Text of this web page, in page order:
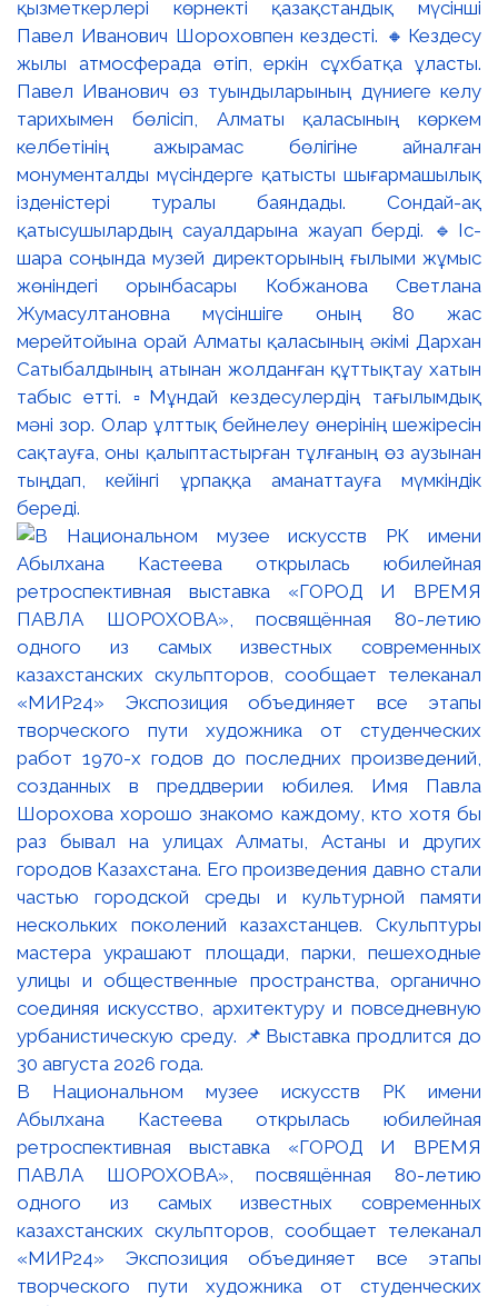
қызметкерлері көрнекті қазақстандық мүсінші
Павел Иванович Шороховпен кездесті. 🔸Кездесу
жылы атмосферада өтіп, еркін сұхбатқа ұласты.
Павел Иванович өз туындыларының дүниеге келу
тарихымен бөлісіп, Алматы қаласының көркем
келбетінің ажырамас бөлігіне айналған
монументалды мүсіндерге қатысты шығармашылық
ізденістері туралы баяндады. Сондай-ақ
қатысушылардың сауалдарына жауап берді. 🔹Іс-
шара соңында музей директорының ғылыми жұмыс
жөніндегі орынбасары Кобжанова Светлана
Жумасултановна мүсіншіге оның 80 жас
мерейтойына орай Алматы қаласының әкімі Дархан
Сатыбалдының атынан жолданған құттықтау хатын
табыс етті. ▫️Мұндай кездесулердің тағылымдық
мәні зор. Олар ұлттық бейнелеу өнерінің шежіресін
сақтауға, оны қалыптастырған тұлғаның өз аузынан
тыңдап, кейінгі ұрпаққа аманаттауға мүмкіндік
береді.
В Национальном музее искусств РК имени
Абылхана Кастеева открылась юбилейная
ретроспективная выставка «ГОРОД И ВРЕМЯ
ПАВЛА ШОРОХОВА», посвящённая 80-летию
одного из самых известных современных
казахстанских скульпторов, сообщает телеканал
«МИР24» Экспозиция объединяет все этапы
творческого пути художника от студенческих